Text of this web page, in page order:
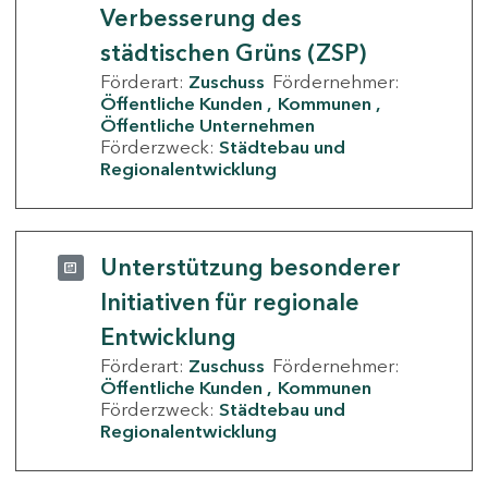
Verbesserung des
städtischen Grüns (ZSP)
Förderart: Zuschuss Fördernehmer:
Öffentliche Kunden
Kommunen
Öffentliche Unternehmen
Förderzweck: Städtebau und
Regionalentwicklung
Unterstützung besonderer
Initiativen für regionale
Entwicklung
Förderart: Zuschuss Fördernehmer:
Öffentliche Kunden
Kommunen
Förderzweck: Städtebau und
Regionalentwicklung